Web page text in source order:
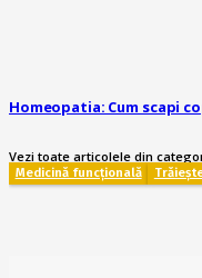
Homeopatia: Cum scapi
Vezi toate articolele din
Medicină funcțională